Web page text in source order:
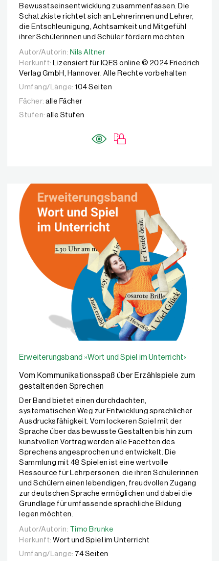
Bewusstseinsentwicklung zusammenfassen. Die
Schatzkiste richtet sich an Lehrerinnen und Lehrer,
die Entschleunigung, Achtsamkeit und Mitgefühl
ihrer Schülerinnen und Schüler fördern möchten.
Autor/Autorin: Nils Altner
Autor/Autorin: Nils Altner
Herkunft:
Lizensiert für IQES online © 2024 Friedrich
Verlag GmbH, Hannover. Alle Rechte vorbehalten
Umfang/Länge: 104 Seiten
Fächer: alle Fächer
Stufen: alle Stufen
Erweiterungsband »Wort und Spiel im Unterricht«
Vom Kommunikationsspaß über Erzählspiele zum
gestaltenden Sprechen
Der Band bietet einen durchdachten,
systematischen Weg zur Entwicklung sprachlicher
Ausdrucksfähigkeit. Vom lockeren Spiel mit der
Sprache über das bewusste Gestalten bis hin zum
kunstvollen Vortrag werden alle Facetten des
Sprechens angesprochen und entwickelt. Die
Sammlung mit 48 Spielen ist eine wertvolle
Ressource für Lehrpersonen, die ihren Schülerinnen
und Schülern einen lebendigen, freudvollen Zugang
zur deutschen Sprache ermöglichen und dabei die
Grundlage für umfassende sprachliche Bildung
legen möchten.
Autor/Autorin: Timo Brunke
Autor/Autorin:
Timo Brunke
Herkunft: Wort und Spiel im Unterricht
Umfang/Länge: 74 Seiten